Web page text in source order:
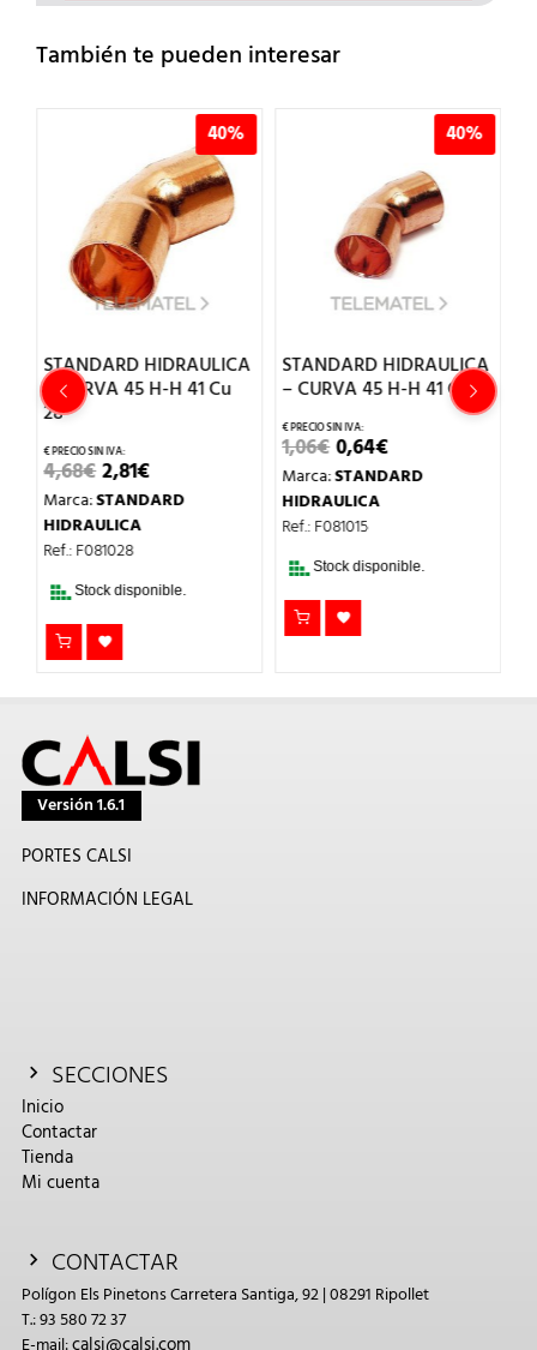
También te pueden interesar
40%
STANDARD HIDRAULICA
– CURVA 45 H-H 41 Cu
28
4,68€EL
PRECIO
ORIGINAL
ERA:
4,68€.
2,81€EL
PRECIO
ACTUAL
Marca:STANDARD
HIDRAULICA
Ref.: F081028
Stock disponible.
40%
STANDARD HIDRAULICA
– CURVA 45 H-H 41 Cu 15
1,06€EL
PRECIO
ORIGINAL
ERA:
1,06€.
0,64€EL
PRECIO
ACTUAL
Marca:STANDARD
HIDRAULICA
Ref.: F081015
Stock disponible.
Versión 1.6.1
PORTES CALSI
INFORMACIÓN LEGAL
SECCIONES
Inicio
Contactar
Tienda
Mi cuenta
CONTACTAR
Polígon Els Pinetons Carretera Santiga, 92 | 08291 Ripollet
T.: 93 580 72 37